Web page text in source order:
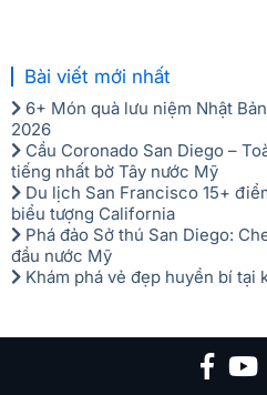
Bài viết mới nhất
6+ Món quà lưu niệm Nhật
2026
Cầu Coronado San Diego –
tiếng nhất bờ Tây nước Mỹ
Du lịch San Francisco 15+
biểu tượng California
Phá đảo Sở thú San Diego:
đầu nước Mỹ
Khám phá vẻ đẹp huyền bí tại